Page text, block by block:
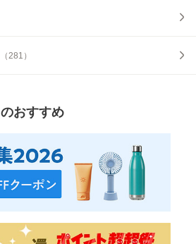
（281 ）
のおすすめ